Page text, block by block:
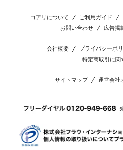
コアリについて ご利用ガイド
お問い合わせ
広告掲
会社概要 プライバシーポ
特定商取引に関
サイトマップ 運営会社